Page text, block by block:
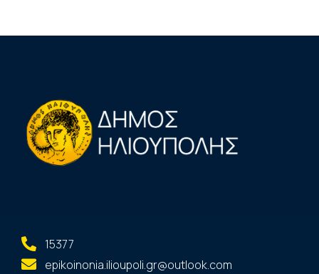
15377
epikoinonia.ilioupoli.gr@outlook.com